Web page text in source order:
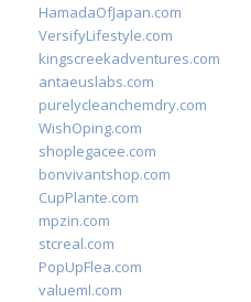
HamadaOfJapan.com
VersifyLifestyle.com
kingscreekadventures.com
antaeuslabs.com
purelycleanchemdry.com
WishOping.com
shoplegacee.com
bonvivantshop.com
CupPlante.com
mpzin.com
stcreal.com
PopUpFlea.com
valueml.com